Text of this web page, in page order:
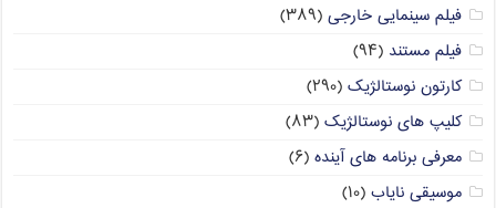
فیلم سینمایی خارجی (۳۸۹)
فیلم مستند (۹۴)
کارتون نوستالژیک (۲۹۰)
کلیپ های نوستالژیک (۸۳)
معرفی برنامه های آینده (۶)
موسیقی نایاب (۱۰)